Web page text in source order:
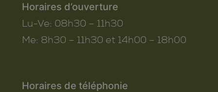
Horaires d’ouverture
Lu-Ve: 08h30 – 11h30
Me: 8h30 – 11h30 et 14h00 – 18h00
Horaires de téléphonie